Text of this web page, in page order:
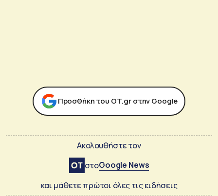
Προσθήκη του ΟΤ.gr στην Google
Ακολουθήστε τον
στοGoogle News
και μάθετε πρώτοι όλες τις ειδήσεις